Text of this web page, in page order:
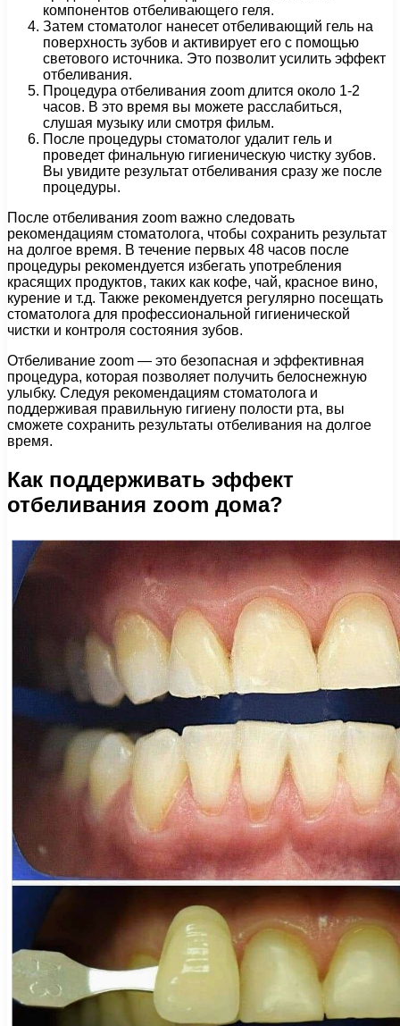
компонентов отбеливающего геля.
Затем стоматолог нанесет отбеливающий гель на
поверхность зубов и активирует его с помощью
светового источника. Это позволит усилить эффект
отбеливания.
Процедура отбеливания zoom длится около 1-2
часов. В это время вы можете расслабиться,
слушая музыку или смотря фильм.
После процедуры стоматолог удалит гель и
проведет финальную гигиеническую чистку зубов.
Вы увидите результат отбеливания сразу же после
процедуры.
После отбеливания zoom важно следовать
рекомендациям стоматолога, чтобы сохранить результат
на долгое время. В течение первых 48 часов после
процедуры рекомендуется избегать употребления
красящих продуктов, таких как кофе, чай, красное вино,
курение и т.д. Также рекомендуется регулярно посещать
стоматолога для профессиональной гигиенической
чистки и контроля состояния зубов.
Отбеливание zoom — это безопасная и эффективная
процедура, которая позволяет получить белоснежную
улыбку. Следуя рекомендациям стоматолога и
поддерживая правильную гигиену полости рта, вы
сможете сохранить результаты отбеливания на долгое
время.
Как поддерживать эффект
отбеливания zoom дома?